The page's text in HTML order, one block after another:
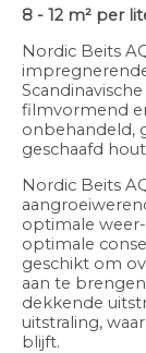
8 - 12 m² per
Nordic Beits
filmvormend
onbehandeld,
geschaafd
Nordic Beits
optimale
optimale
geschikt om
aan te
dekkende
uitstraling,
blijft.